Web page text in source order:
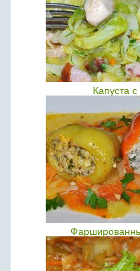
Капуста